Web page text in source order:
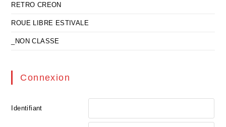
RETRO CREON
ROUE LIBRE ESTIVALE
_NON CLASSE
Connexion
Identifiant